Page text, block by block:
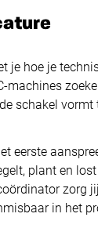
je hoe je
machines
schakel vormt
eerste
plant en
zorg
in het